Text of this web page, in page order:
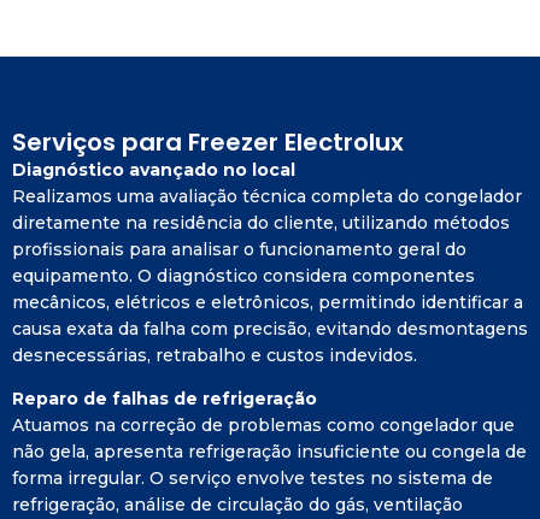
Serviços para Freezer Electrolux
Diagnóstico avançado no local
Realizamos uma avaliação técnica completa do congelador
diretamente na residência do cliente, utilizando métodos
profissionais para analisar o funcionamento geral do
equipamento. O diagnóstico considera componentes
mecânicos, elétricos e eletrônicos, permitindo identificar a
causa exata da falha com precisão, evitando desmontagens
desnecessárias, retrabalho e custos indevidos.
Reparo de falhas de refrigeração
Atuamos na correção de problemas como congelador que
não gela, apresenta refrigeração insuficiente ou congela de
forma irregular. O serviço envolve testes no sistema de
refrigeração, análise de circulação do gás, ventilação